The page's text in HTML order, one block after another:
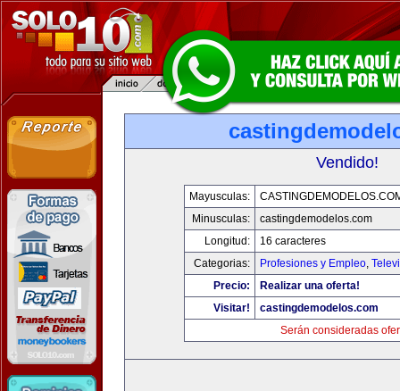
Vendido!
Mayusculas:
Minusculas:
castingdemodelos.com
Longitud:
16 caracteres
Categorias:
Profesiones y Empleo,
Precio:
Realizar una oferta!
Visitar!
castingdemodelos.com
Serán consideradas